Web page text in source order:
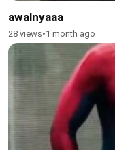
awalnyaaa
28 views•1 month ago